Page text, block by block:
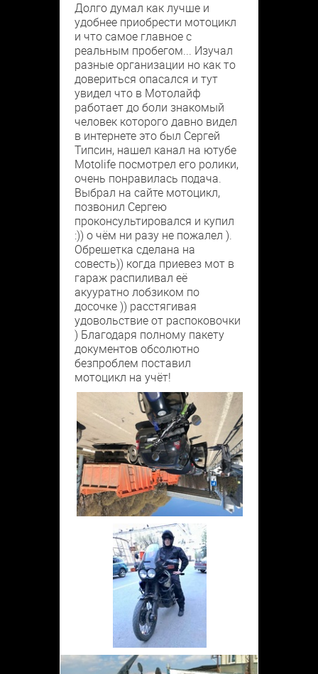
Долго думал как лучше и
удобнее приобрести мотоцикл
и что самое главное с
реальным пробегом... Изучал
разные организации но как то
довериться опасался и тут
увидел что в Мотолайф
работает до боли знакомый
человек которого давно видел
в интернете это был Сергей
Типсин, нашел канал на ютубе
Motolife посмотрел его ролики,
очень понравилась подача.
Выбрал на сайте мотоцикл,
позвонил Сергею
проконсультировался и купил
:)) о чём ни разу не пожалел ).
Обрешетка сделана на
совесть)) когда приевез мот в
гараж распиливал её
акууратно лобзиком по
досочке )) расстягивая
удовольствие от распоковочки
) Благодаря полному пакету
документов обсолютно
безпроблем поставил
мотоцикл на учёт!